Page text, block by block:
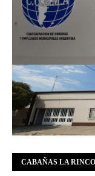
CABAÑAS LA